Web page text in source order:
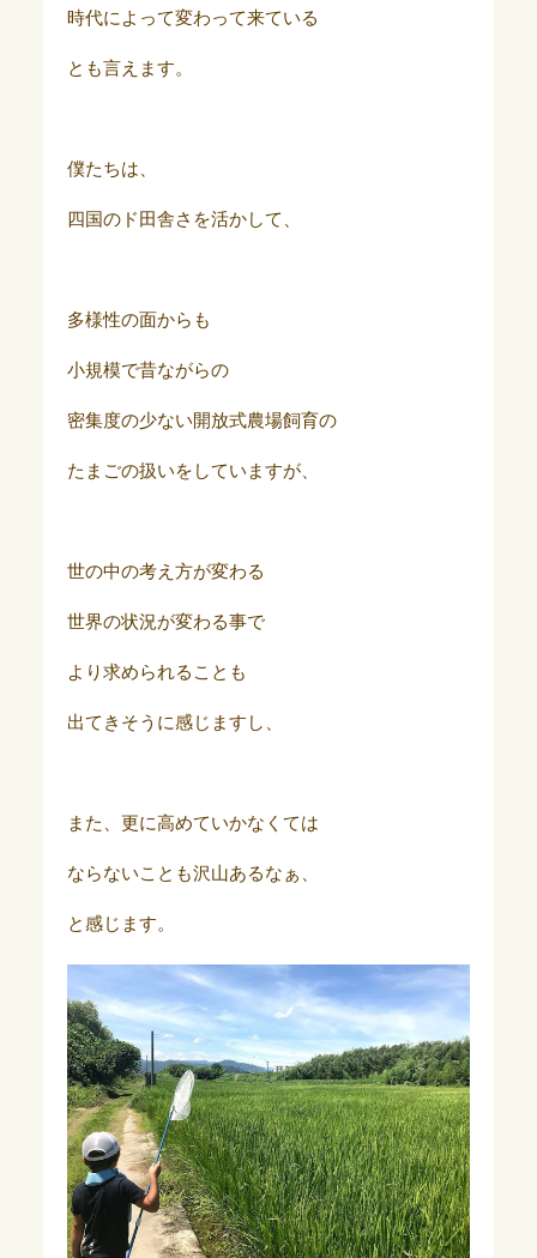
時代によって変わって来ている
とも言えます。
僕たちは、
四国のド田舎さを活かして、
多様性の面からも
小規模で昔ながらの
密集度の少ない開放式農場飼育の
たまごの扱いをしていますが、
世の中の考え方が変わる
世界の状況が変わる事で
より求められることも
出てきそうに感じますし、
また、更に高めていかなくては
ならないことも沢山あるなぁ、
と感じます。